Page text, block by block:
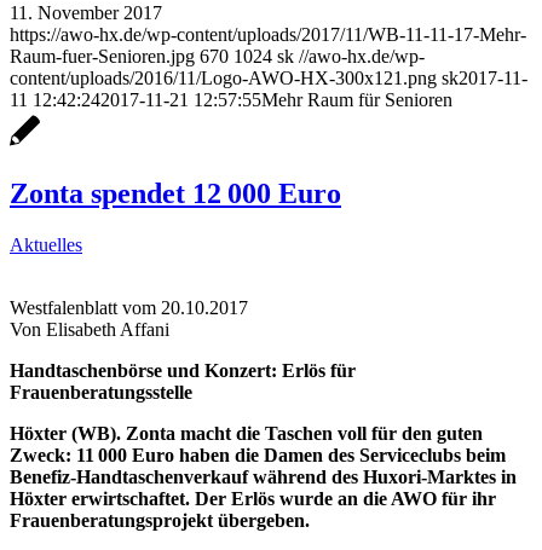
11. November 2017
https://awo-hx.de/wp-content/uploads/2017/11/WB-11-11-17-Mehr-
Raum-fuer-Senioren.jpg 670 1024 sk //awo-hx.de/wp-
content/uploads/2016/11/Logo-AWO-HX-300x121.png sk2017-11-
11 12:42:242017-11-21 12:57:55Mehr Raum für Senioren
Zonta spendet 12 000 Euro
Aktuelles
Westfalenblatt vom 20.10.2017
Von Elisabeth Affani
Handtaschenbörse und Konzert: Erlös für
Frauenberatungsstelle
Höxter (WB). Zonta macht die Taschen voll für den guten
Zweck: 11 000 Euro haben die Damen des Serviceclubs beim
Benefiz-Handtaschenverkauf während des Huxori-Marktes in
Höxter erwirtschaftet. Der Erlös wurde an die AWO für ihr
Frauenberatungsprojekt übergeben.